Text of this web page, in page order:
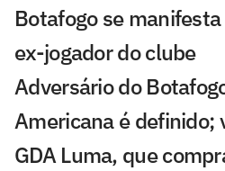
Botafogo se
ex-jogador do clube
Adversário do
Americana é definido;
GDA Luma, que